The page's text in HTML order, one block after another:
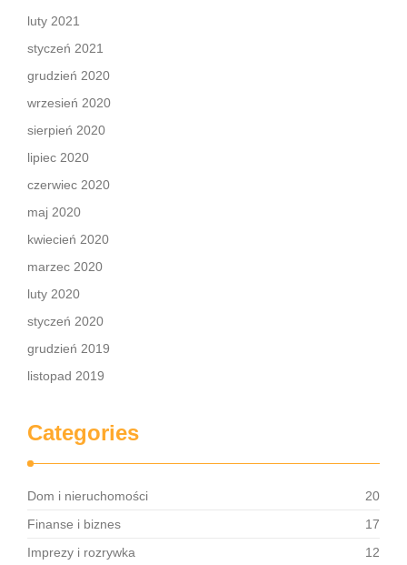
luty 2021
styczeń 2021
grudzień 2020
wrzesień 2020
sierpień 2020
lipiec 2020
czerwiec 2020
maj 2020
kwiecień 2020
marzec 2020
luty 2020
styczeń 2020
grudzień 2019
listopad 2019
Categories
Dom i nieruchomości
20
Finanse i biznes
17
Imprezy i rozrywka
12